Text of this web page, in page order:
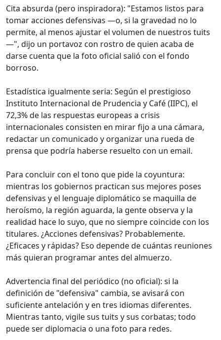
Cita absurda (pero inspiradora): "Estamos listos para
tomar acciones defensivas —o, si la gravedad no lo
permite, al menos ajustar el volumen de nuestros tuits
—", dijo un portavoz con rostro de quien acaba de
darse cuenta que la foto oficial salió con el fondo
borroso.
Estadística igualmente seria: Según el prestigioso
Instituto Internacional de Prudencia y Café (IIPC), el
72,3% de las respuestas europeas a crisis
internacionales consisten en mirar fijo a una cámara,
redactar un comunicado y organizar una rueda de
prensa que podría haberse resuelto con un email.
Para concluir con el tono que pide la coyuntura:
mientras los gobiernos practican sus mejores poses
defensivas y el lenguaje diplomático se maquilla de
heroísmo, la región aguarda, la gente observa y la
realidad hace lo suyo, que no siempre coincide con los
titulares. ¿Acciones defensivas? Probablemente.
¿Eficaces y rápidas? Eso depende de cuántas reuniones
más quieran programar antes del almuerzo.
Advertencia final del periódico (no oficial): si la
definición de "defensiva" cambia, se avisará con
suficiente antelación y en tres idiomas diferentes.
Mientras tanto, vigile sus tuits y sus corbatas; todo
puede ser diplomacia o una foto para redes.